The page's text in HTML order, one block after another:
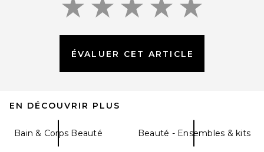
Cheek Glow Blush Stick with
Hyaluronic Acid in Pinky
Glow
Charlotte Tilbury
ÉVALUER CET ARTICLE
EN DÉCOUVRIR PLUS
Bain & Corps Beauté Beauté - Ensembles & kits